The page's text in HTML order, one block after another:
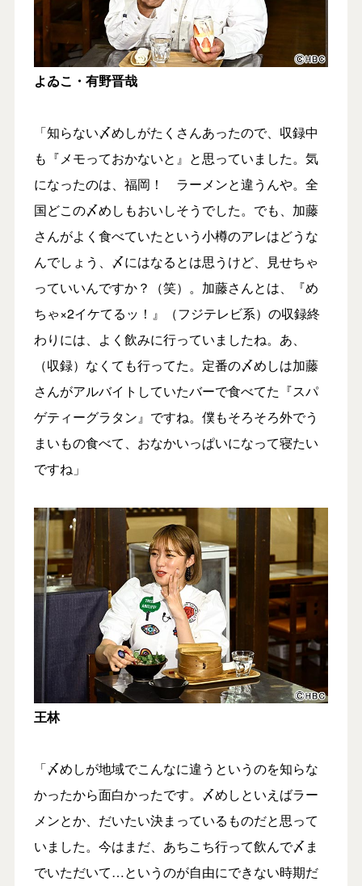
よゐこ・有野晋哉
「知らない〆めしがたくさんあったので、収録中
も『メモっておかないと』と思っていました。気
になったのは、福岡！ ラーメンと違うんや。全
国どこの〆めしもおいしそうでした。でも、加藤
さんがよく食べていたという小樽のアレはどうな
んでしょう、〆にはなるとは思うけど、見せちゃ
っていいんですか？（笑）。加藤さんとは、『め
ちゃ×2イケてるッ！』（フジテレビ系）の収録終
わりには、よく飲みに行っていましたね。あ、
（収録）なくても行ってた。定番の〆めしは加藤
さんがアルバイトしていたバーで食べてた『スパ
ゲティーグラタン』ですね。僕もそろそろ外でう
まいもの食べて、おなかいっぱいになって寝たい
ですね」
王林
「〆めしが地域でこんなに違うというのを知らな
かったから面白かったです。〆めしといえばラー
メンとか、だいたい決まっているものだと思って
いました。今はまだ、あちこち行って飲んで〆ま
でいただいて…というのが自由にできない時期だ